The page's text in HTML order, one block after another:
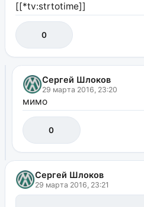
[[*tv:strtotime]]
0
Сергей Шлоков
29 марта 2016, 23:20
мимо
0
Сергей Шлоков
29 марта 2016, 23:21